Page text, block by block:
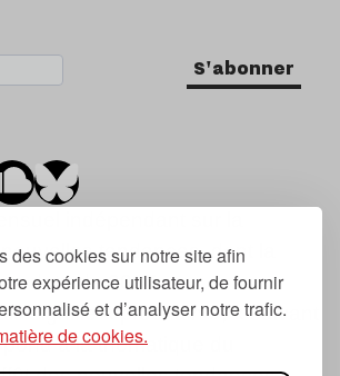
des cookies sur notre site afin
expérience utilisateur, de fournir
et d’analyser notre trafic.
de cookies.
S'abonner
indépendant sur la
tendances, dont la
date de 2007.
signifie « prochain », « suivant
à la thématique du